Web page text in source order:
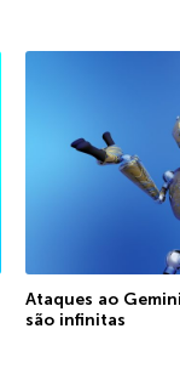
Ataques ao
são infinitas